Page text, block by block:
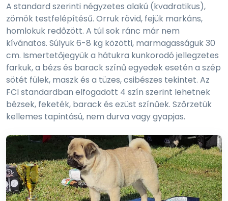
A standard szerinti négyzetes alakú (kvadratikus),
zömök testfelépítésű. Orruk rövid, fejük markáns,
homlokuk redőzött. A túl sok ránc már nem
kívánatos. Súlyuk 6-8 kg közötti, marmagasságuk 30
cm. Ismertetőjegyük a hátukra kunkorodó jellegzetes
farkuk, a bézs és barack színű egyedek esetén a szép
sötét fülek, maszk és a tüzes, csibészes tekintet. Az
FCI standardban elfogadott 4 szín szerint lehetnek
bézsek, feketék, barack és ezüst színűek. Szőrzetük
kellemes tapintású, nem durva vagy gyapjas.